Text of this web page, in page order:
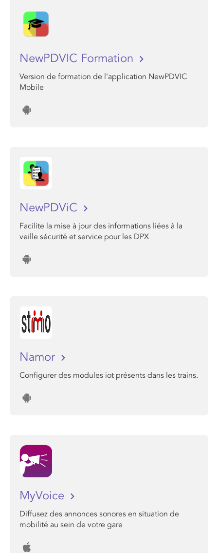
NewPDVIC Formation
Version de formation de l'application NewPDVIC
Mobile
NewPDViC
Facilite la mise à jour des informations liées à la
veille sécurité et service pour les DPX
Namor
Configurer des modules iot présents dans les trains.
MyVoice
Diffusez des annonces sonores en situation de
mobilité au sein de votre gare